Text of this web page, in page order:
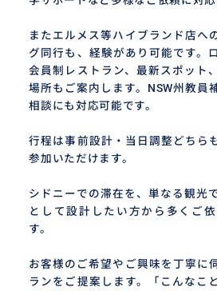
またエルメス等ハイブランド店へ
グ同行も、経験があり可能です。
会員制レストラン、最新スポット
場所もご案内します。NSW州教員
相談にも対応可能です。
行程は事前設計・当日調整どちら
参加いただけます。
シドニーでの滞在を、単なる観光
として設計したい方から多くご
す。
お客様のご希望やご興味を丁寧に
ランをご提案します。「こんなこ